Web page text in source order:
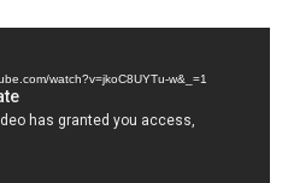
watch?v=jkoC8UYTu-w&_=1